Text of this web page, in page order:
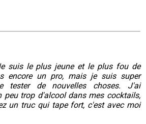
suis le plus jeune et le plus fou de
encore un pro, mais je suis super
tester de nouvelles choses. J'ai
peu trop d'alcool dans mes cocktails,
un truc qui tape fort, c'est avec moi